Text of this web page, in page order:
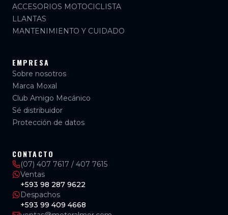
ACCESORIOS MOTOCICLISTA
LLANTAS
MANTENIMIENTO Y CUIDADO
EMPRESA
Sobre nosotros
Marca Moxal
Club Amigo Mecánico
Sé distribuidor
Protección de datos
CONTACTO
(07) 407 7617 / 407 7615
Ventas
+593 98 287 9622
Despachos
+593 99 409 4668